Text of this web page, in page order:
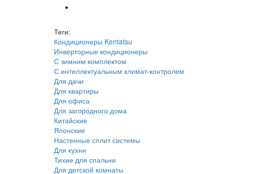
Теги:
Кондиционеры Kentatsu
Инверторные кондиционеры
С зимним комплектом
С интеллектуальным климат-контролем
Для дачи
Для квартиры
Для офиса
Для загородного дома
Китайские
Японские
Настенные сплит системы
Для кухни
Тихие для спальни
Для детской комнаты